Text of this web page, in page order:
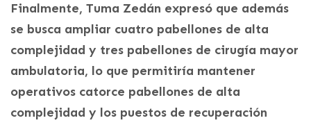
Finalmente, Tuma Zedán expresó que además
se busca ampliar cuatro pabellones de alta
complejidad y tres pabellones de cirugía mayor
ambulatoria, lo que permitiría mantener
operativos catorce pabellones de alta
complejidad y los puestos de recuperación